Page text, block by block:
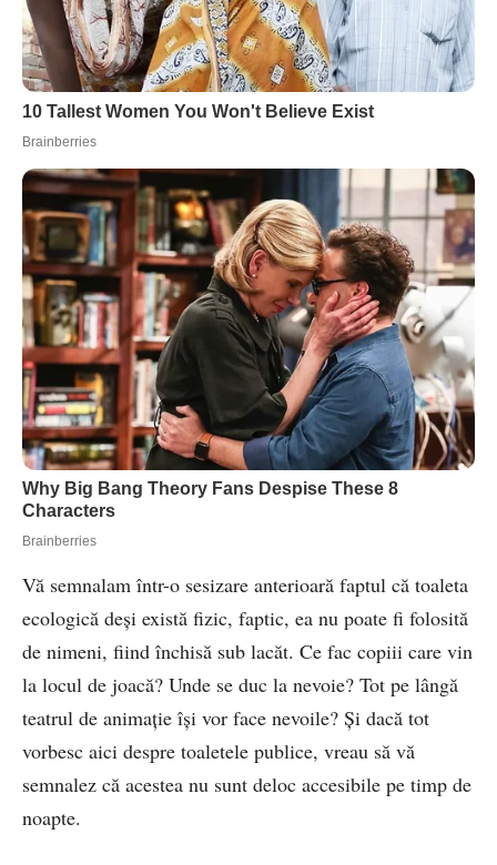
Vă semnalam într-o sesizare anterioară faptul că toaleta
ecologică deși există fizic, faptic, ea nu poate fi folosită
de nimeni, fiind închisă sub lacăt. Ce fac copiii care vin
la locul de joacă? Unde se duc la nevoie? Tot pe lângă
teatrul de animație își vor face nevoile? Și dacă tot
vorbesc aici despre toaletele publice, vreau să vă
semnalez că acestea nu sunt deloc accesibile pe timp de
noapte.